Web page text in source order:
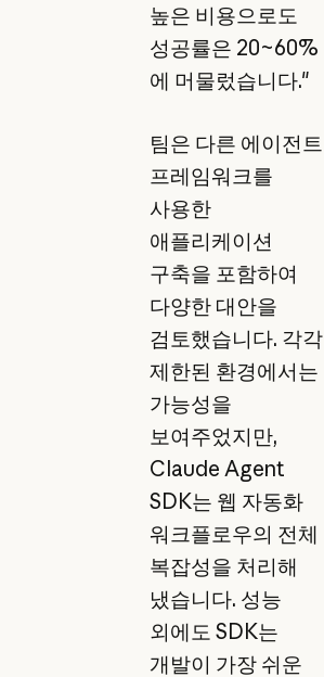
높은 비용으로도
성공률은 20~60%
에 머물렀습니다."
팀은 다른 에이전트
프레임워크를
사용한
애플리케이션
구축을 포함하여
다양한 대안을
검토했습니다. 각각
제한된 환경에서는
가능성을
보여주었지만,
Claude Agent
SDK는 웹 자동화
워크플로우의 전체
복잡성을 처리해
냈습니다. 성능
외에도 SDK는
개발이 가장 쉬운